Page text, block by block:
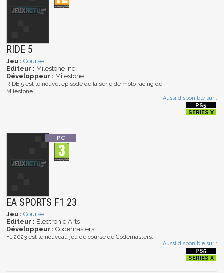
RIDE 5
Jeu : Course
Editeur : Milestone Inc.
Développeur : Milestone
RIDE 5 est le nouvel épisode de la série de moto racing de
Milestone.
Aussi disponible sur :
EA SPORTS F1 23
Jeu : Course
Editeur : Electronic Arts
Développeur : Codemasters
F1 2023 est le nouveau jeu de course de Codemasters.
Aussi disponible sur :